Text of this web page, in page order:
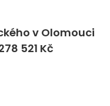
v Olomouci
521 Kč